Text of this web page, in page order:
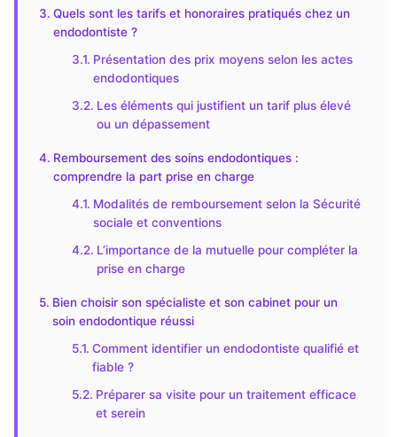
Quels sont les tarifs et honoraires pratiqués chez un
endodontiste ?
Présentation des prix moyens selon les actes
endodontiques
Les éléments qui justifient un tarif plus élevé
ou un dépassement
Remboursement des soins endodontiques :
comprendre la part prise en charge
Modalités de remboursement selon la Sécurité
sociale et conventions
L’importance de la mutuelle pour compléter la
prise en charge
Bien choisir son spécialiste et son cabinet pour un
soin endodontique réussi
Comment identifier un endodontiste qualifié et
fiable ?
Préparer sa visite pour un traitement efficace
et serein